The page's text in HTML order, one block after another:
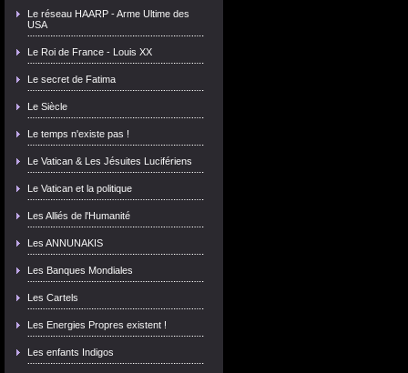
Le réseau HAARP - Arme Ultime des
USA
Le Roi de France - Louis XX
Le secret de Fatima
Le Siècle
Le temps n'existe pas !
Le Vatican & Les Jésuites Lucifériens
Le Vatican et la politique
Les Alliés de l'Humanité
Les ANNUNAKIS
Les Banques Mondiales
Les Cartels
Les Energies Propres existent !
Les enfants Indigos